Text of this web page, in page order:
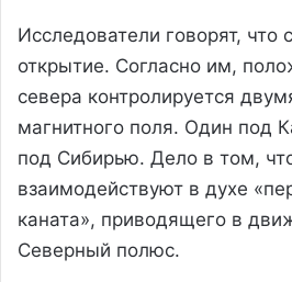
Исследователи говорят, что
открытие. Согласно им,
севера контролируется
магнитного поля. Один под
под Сибирью. Дело в том,
взаимодействуют в духе
каната», приводящего в
Северный полюс.